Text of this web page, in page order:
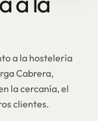
a la hostelería
Cabrera,
la cercanía, el
clientes.